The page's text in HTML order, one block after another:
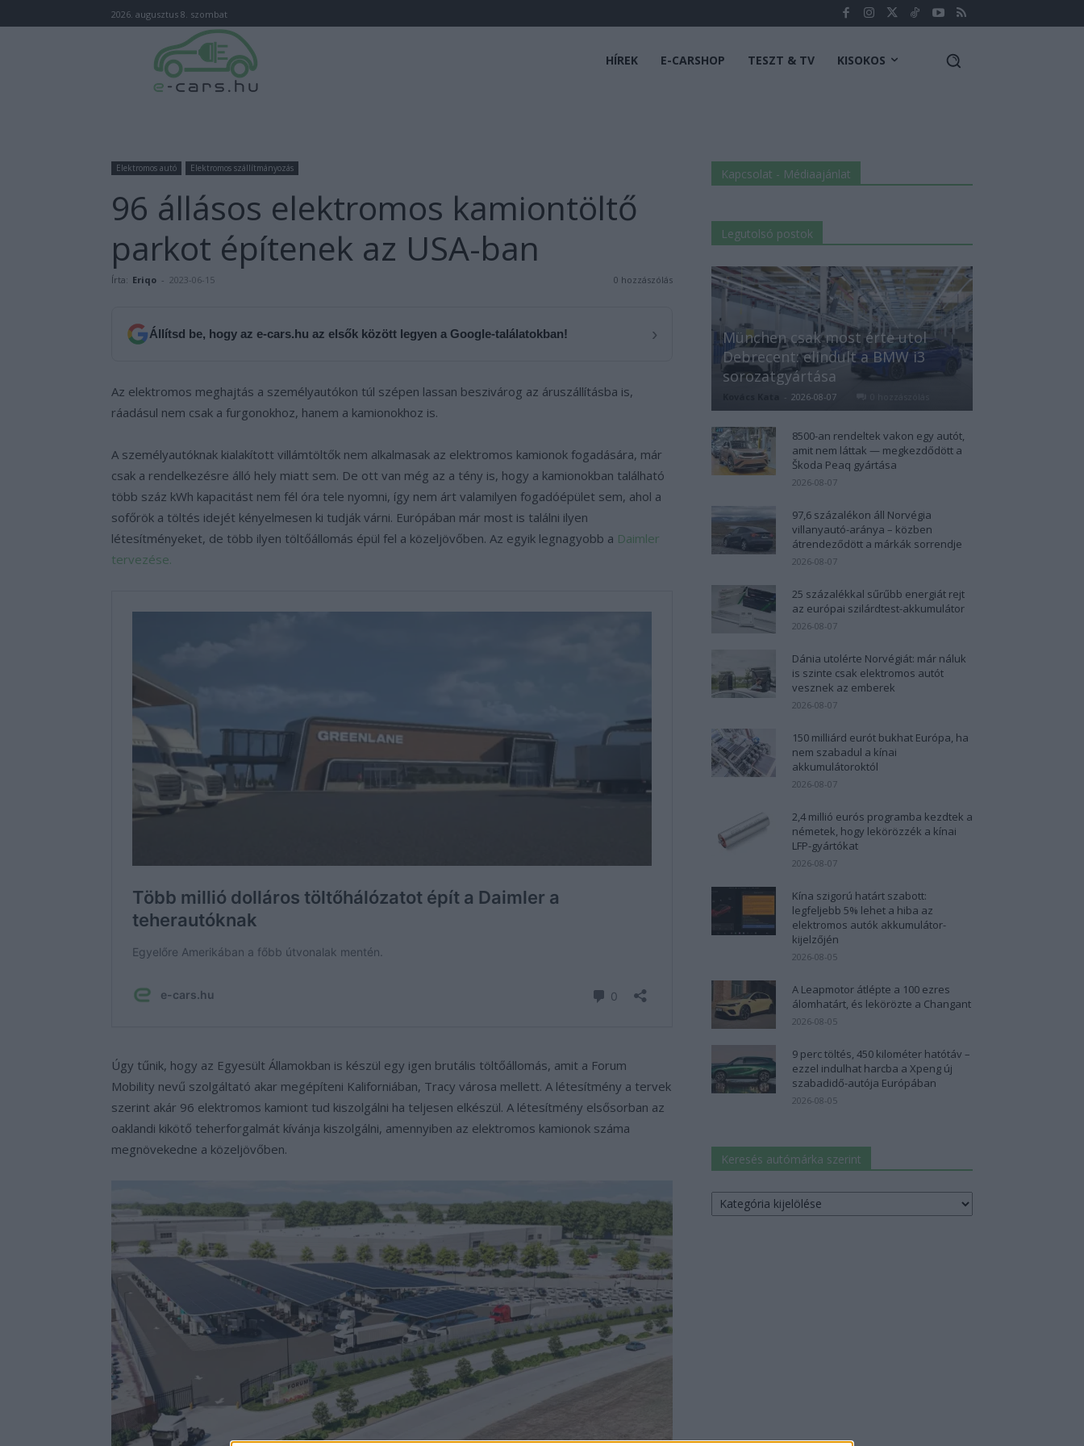
2026. augusztus 8. szombat
HÍREK E-CARSHOP TESZT & TV KISOKOS
Elektromos autó Elektromos szállítmányozás
96 állásos elektromos kamiontöltő
parkot építenek az USA-ban
Írta: Eriqo - 2023-06-15 0 hozzászólás
Állítsd be, hogy az e-cars.hu az elsők között legyen a Google-találatokban! ›
Az elektromos meghajtás a személyautókon túl szépen lassan beszivárog az áruszállításba is,
ráadásul nem csak a furgonokhoz, hanem a kamionokhoz is.
A személyautóknak kialakított villámtöltők nem alkalmasak az elektromos kamionok fogadására, már
csak a rendelkezésre álló hely miatt sem. De ott van még az a tény is, hogy a kamionokban található
több száz kWh kapacitást nem fél óra tele nyomni, így nem árt valamilyen fogadóépület sem, ahol a
sofőrök a töltés idejét kényelmesen ki tudják várni. Európában már most is találni ilyen
létesítményeket, de több ilyen töltőállomás épül fel a közeljövőben. Az egyik legnagyobb a Daimler
tervezése.
Úgy tűnik, hogy az Egyesült Államokban is készül egy igen brutális töltőállomás, amit a Forum
Mobility nevű szolgáltató akar megépíteni Kaliforniában, Tracy városa mellett. A létesítmény a tervek
szerint akár 96 elektromos kamiont tud kiszolgálni ha teljesen elkészül. A létesítmény elsősorban az
oaklandi kikötő teherforgalmát kívánja kiszolgálni, amennyiben az elektromos kamionok száma
megnövekedne a közeljövőben.
Kapcsolat - Médiaajánlat
Legutolsó postok
München csak most érte utol
Debrecent: elindult a BMW i3
sorozatgyártása
- 2026-08-07
8500-an rendeltek vakon egy autót,
amit nem láttak — megkezdődött a
Škoda Peaq gyártása
2026-08-07
97,6 százalékon áll Norvégia
villanyautó-aránya – közben
átrendeződött a márkák sorrendje
2026-08-07
25 százalékkal sűrűbb energiát rejt
az európai szilárdtest-akkumulátor
2026-08-07
Dánia utolérte Norvégiát: már náluk
is szinte csak elektromos autót
vesznek az emberek
2026-08-07
150 milliárd eurót bukhat Európa, ha
nem szabadul a kínai
akkumulátoroktól
2026-08-07
2,4 millió eurós programba kezdtek a
németek, hogy lekörözzék a kínai
LFP-gyártókat
2026-08-07
Kína szigorú határt szabott:
legfeljebb 5% lehet a hiba az
elektromos autók akkumulátor-
kijelzőjén
2026-08-05
A Leapmotor átlépte a 100 ezres
álomhatárt, és lekörözte a Changant
2026-08-05
9 perc töltés, 450 kilométer hatótáv –
ezzel indulhat harcba a Xpeng új
szabadidő-autója Európában
2026-08-05
Keresés autómárka szerint
Keresés
autómárka